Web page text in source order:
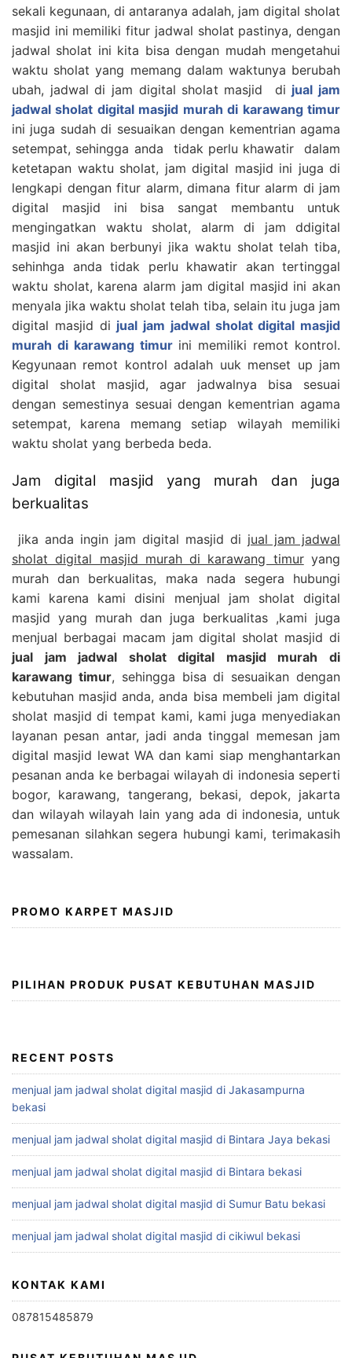
sekali kegunaan, di antaranya adalah, jam digital sholat
masjid ini memiliki fitur jadwal sholat pastinya, dengan
jadwal sholat ini kita bisa dengan mudah mengetahui
waktu sholat yang memang dalam waktunya berubah
ubah, jadwal di jam digital sholat masjid di jual jam
jadwal sholat digital masjid murah di karawang timur
ini juga sudah di sesuaikan dengan kementrian agama
setempat, sehingga anda tidak perlu khawatir dalam
ketetapan waktu sholat, jam digital masjid ini juga di
lengkapi dengan fitur alarm, dimana fitur alarm di jam
digital masjid ini bisa sangat membantu untuk
mengingatkan waktu sholat, alarm di jam ddigital
masjid ini akan berbunyi jika waktu sholat telah tiba,
sehinhga anda tidak perlu khawatir akan tertinggal
waktu sholat, karena alarm jam digital masjid ini akan
menyala jika waktu sholat telah tiba, selain itu juga jam
digital masjid di jual jam jadwal sholat digital masjid
murah di karawang timurini memiliki remot kontrol.
Kegyunaan remot kontrol adalah uuk menset up jam
digital sholat masjid, agar jadwalnya bisa sesuai
dengan semestinya sesuai dengan kementrian agama
setempat, karena memang setiap wilayah memiliki
waktu sholat yang berbeda beda.
Jam digital masjid yang murah dan juga
berkualitas
jika anda ingin jam digital masjid di jual jam jadwal
sholat digital masjid murah di karawang timuryang
murah dan berkualitas, maka nada segera hubungi
kami karena kami disini menjual jam sholat digital
masjid yang murah dan juga berkualitas ,kami juga
menjual berbagai macam jam digital sholat masjid di
jual jam jadwal sholat digital masjid murah di
karawang timur, sehingga bisa di sesuaikan dengan
kebutuhan masjid anda, anda bisa membeli jam digital
sholat masjid di tempat kami, kami juga menyediakan
layanan pesan antar, jadi anda tinggal memesan jam
digital masjid lewat WA dan kami siap menghantarkan
pesanan anda ke berbagai wilayah di indonesia seperti
bogor, karawang, tangerang, bekasi, depok, jakarta
dan wilayah wilayah lain yang ada di indonesia, untuk
pemesanan silahkan segera hubungi kami, terimakasih
wassalam.
PROMO KARPET MASJID
PILIHAN PRODUK PUSAT KEBUTUHAN MASJID
RECENT POSTS
menjual jam jadwal sholat digital masjid di Jakasampurna
bekasi
menjual jam jadwal sholat digital masjid di Bintara Jaya bekasi
menjual jam jadwal sholat digital masjid di Bintara bekasi
menjual jam jadwal sholat digital masjid di Sumur Batu bekasi
menjual jam jadwal sholat digital masjid di cikiwul bekasi
KONTAK KAMI
087815485879